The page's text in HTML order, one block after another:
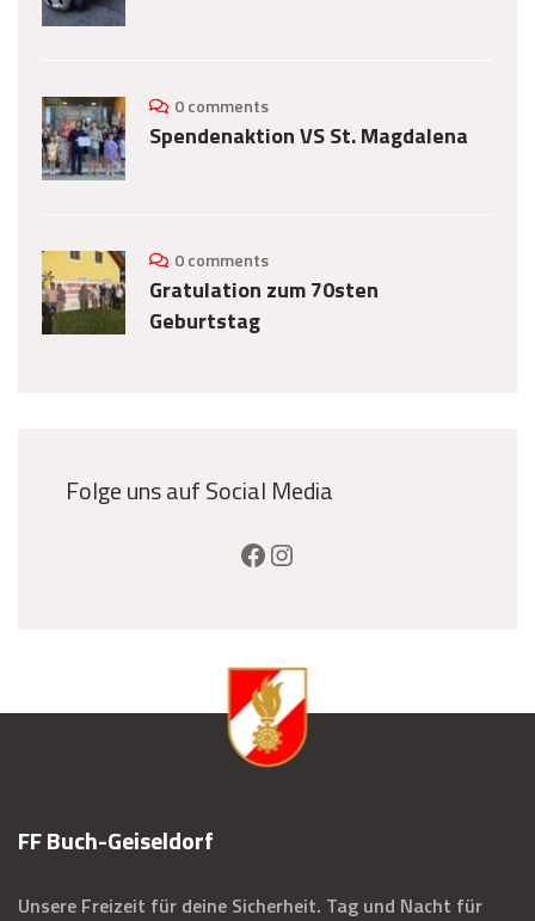
0 comments
Spendenaktion VS St. Magdalena
0 comments
Gratulation zum 70sten
Geburtstag
Folge uns auf Social Media
FF Buch-Geiseldorf
Unsere Freizeit für deine Sicherheit. Tag und Nacht für